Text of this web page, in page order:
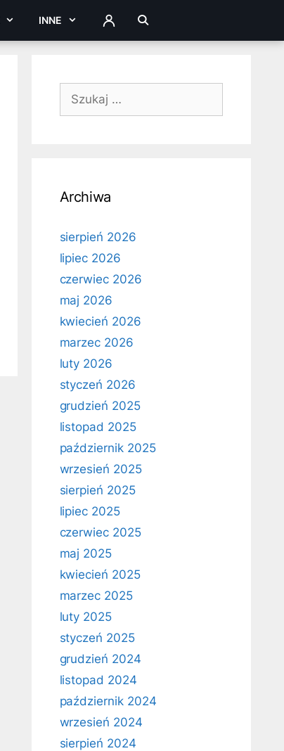
INNE ZALOGUJ
Szukaj:
Archiwa
sierpień 2026
lipiec 2026
czerwiec 2026
maj 2026
kwiecień 2026
marzec 2026
luty 2026
styczeń 2026
grudzień 2025
listopad 2025
październik 2025
wrzesień 2025
sierpień 2025
lipiec 2025
czerwiec 2025
maj 2025
kwiecień 2025
marzec 2025
luty 2025
styczeń 2025
grudzień 2024
listopad 2024
październik 2024
wrzesień 2024
sierpień 2024